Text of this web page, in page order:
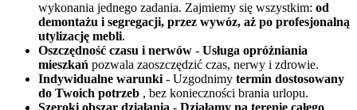
wykonania jednego zadania. Zajmiemy się wszystkim: od
demontażu i segregacji, przez wywóz, aż po profesjonalną
utylizację mebli.
Oszczędność czasu i nerwów - Usługa opróżniania
mieszkań pozwala zaoszczędzić czas, nerwy i zdrowie.
Indywidualne warunki - Uzgodnimy termin dostosowany
do Twoich potrzeb , bez konieczności brania urlopu.
Szeroki obszar działania - Działamy na terenie całego